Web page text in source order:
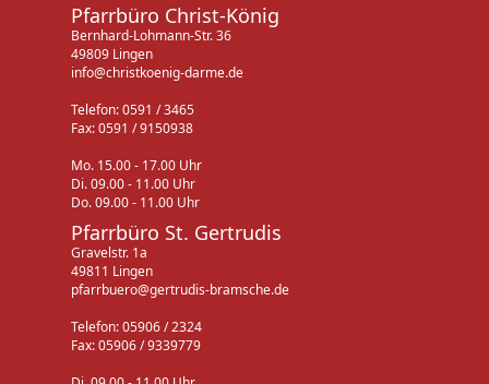
Pfarrbüro Christ-König
Bernhard-Lohmann-Str. 36
49809 Lingen
info@christkoenig-darme.de
Telefon: 0591 / 3465
Fax: 0591 / 9150938
Mo. 15.00 - 17.00 Uhr
Di. 09.00 - 11.00 Uhr
Do. 09.00 - 11.00 Uhr
Pfarrbüro St. Gertrudis
Gravelstr. 1a
49811 Lingen
pfarrbuero@gertrudis-bramsche.de
Telefon: 05906 / 2324
Fax: 05906 / 9339779